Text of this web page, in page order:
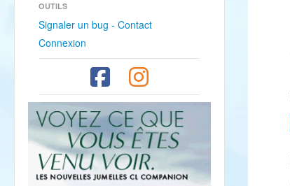
OUTILS
Signaler un bug - Contact
Connexion